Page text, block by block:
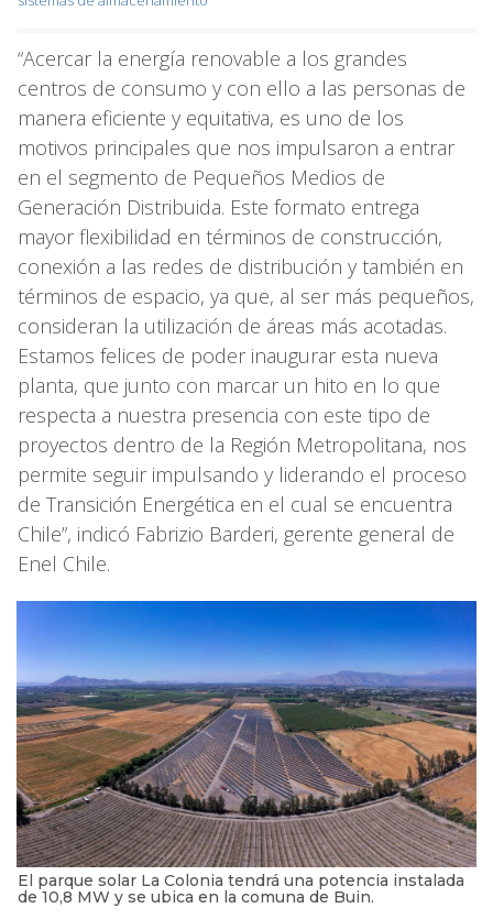
“Acercar la energía renovable a los grandes
centros de consumo y con ello a las personas de
manera eficiente y equitativa, es uno de los
motivos principales que nos impulsaron a entrar
en el segmento de Pequeños Medios de
Generación Distribuida. Este formato entrega
mayor flexibilidad en términos de construcción,
conexión a las redes de distribución y también en
términos de espacio, ya que, al ser más pequeños,
consideran la utilización de áreas más acotadas.
Estamos felices de poder inaugurar esta nueva
planta, que junto con marcar un hito en lo que
respecta a nuestra presencia con este tipo de
proyectos dentro de la Región Metropolitana, nos
permite seguir impulsando y liderando el proceso
de Transición Energética en el cual se encuentra
Chile”, indicó Fabrizio Barderi, gerente general de
Enel Chile.
El parque solar La Colonia tendrá una potencia instalada
de 10,8 MW y se ubica en la comuna de Buin.